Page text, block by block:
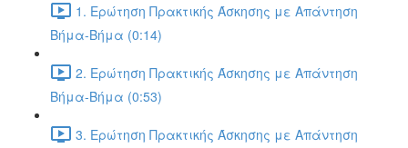
1. Ερώτηση Πρακτικής Άσκησης με Απάντηση
Βήμα-Βήμα (0:14)
2. Ερώτηση Πρακτικής Άσκησης με Απάντηση
Βήμα-Βήμα (0:53)
3. Ερώτηση Πρακτικής Άσκησης με Απάντηση